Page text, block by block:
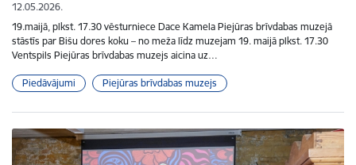
12.05.2026.
19.maijā, plkst. 17.30 vēsturniece Dace Kamela Piejūras brīvdabas muzejā
stāstīs par Bišu dores koku – no meža līdz muzejam 19. maijā plkst. 17.30
Ventspils Piejūras brīvdabas muzejs aicina uz…
Piedāvājumi Piejūras brīvdabas muzejs